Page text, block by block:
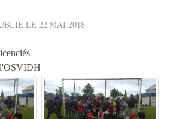
LE 22 MAI 2018
l'OSVIDH